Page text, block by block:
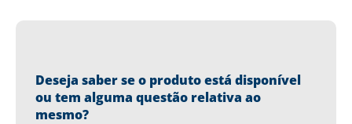
Deseja saber se o produto está disponível
ou tem alguma questão relativa ao
mesmo?